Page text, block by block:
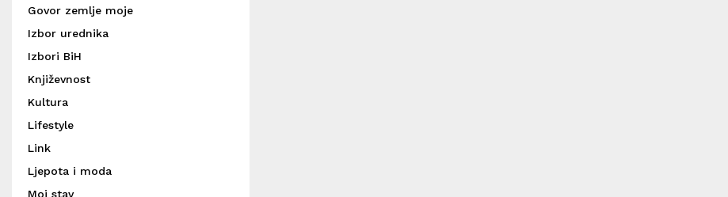
Govor zemlje moje
Izbor urednika
Izbori BiH
Književnost
Kultura
Lifestyle
Link
Ljepota i moda
Moj stav